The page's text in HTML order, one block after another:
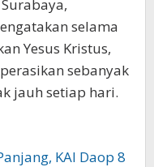
selama
Yesus Kristus,
sebanyak
jauh setiap hari.
KAI Daop 8